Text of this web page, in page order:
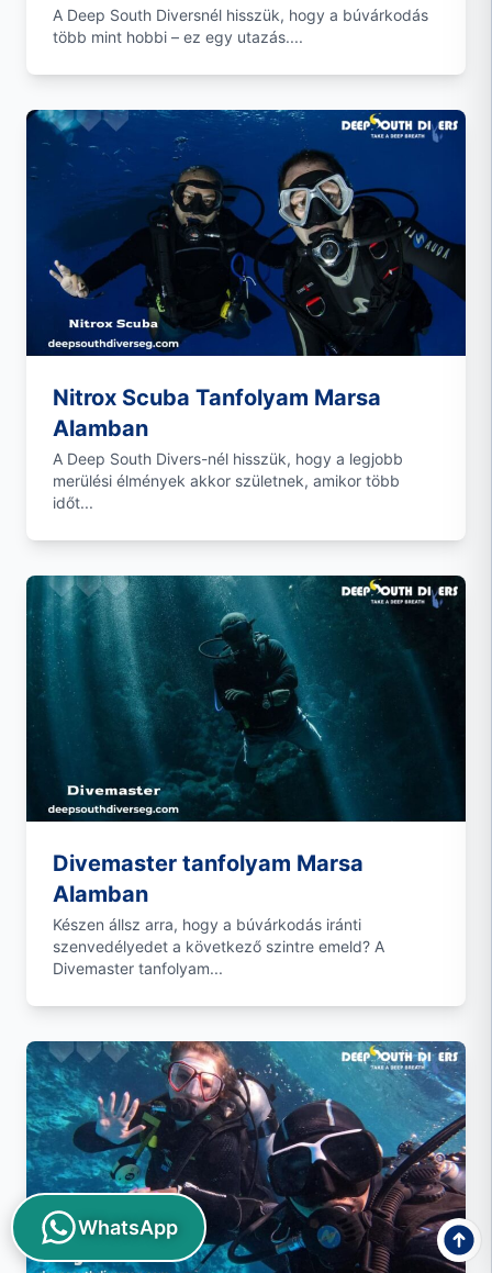
A Deep South Diversnél hisszük, hogy a búvárkodás
több mint hobbi – ez egy utazás....
Nitrox Scuba Tanfolyam Marsa
Alamban
A Deep South Divers-nél hisszük, hogy a legjobb
merülési élmények akkor születnek, amikor több
időt...
Divemaster tanfolyam Marsa
Alamban
Készen állsz arra, hogy a búvárkodás iránti
szenvedélyedet a következő szintre emeld? A
Divemaster tanfolyam...
WhatsApp